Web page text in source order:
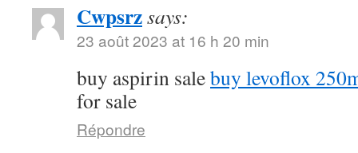
Cwpsrzsays:
23 août 2023 at 16 h 20 min
buy aspirin salebuy levoflox
for sale
Répondre